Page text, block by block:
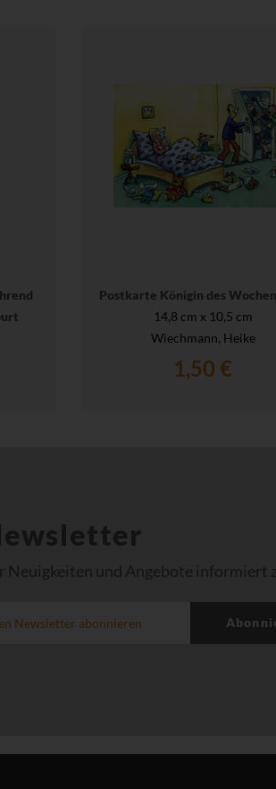
Postkarte Königin des
14,8 cm x 10,5 cm
Wiechmann, Heike
1,50 €
Neuigkeiten und Angebote informiert